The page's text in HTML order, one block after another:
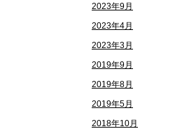
2023年9月
2023年4月
2023年3月
2019年9月
2019年8月
2019年5月
2018年10月